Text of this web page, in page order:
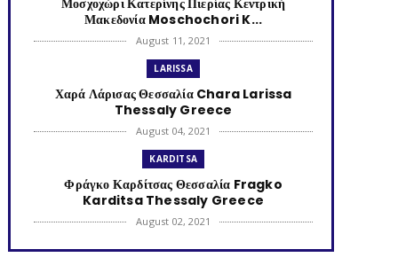
Μοσχοχώρι Κατερίνης Πιερίας Κεντρική
Μακεδονία Moschochori K...
August 11, 2021
LARISSA
Χαρά Λάρισας Θεσσαλία Chara Larissa
Thessaly Greece
August 04, 2021
KARDITSA
Φράγκο Καρδίτσας Θεσσαλία Fragko
Karditsa Thessaly Greece
August 02, 2021
KATERINI